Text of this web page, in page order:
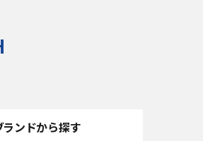
ランドから探す